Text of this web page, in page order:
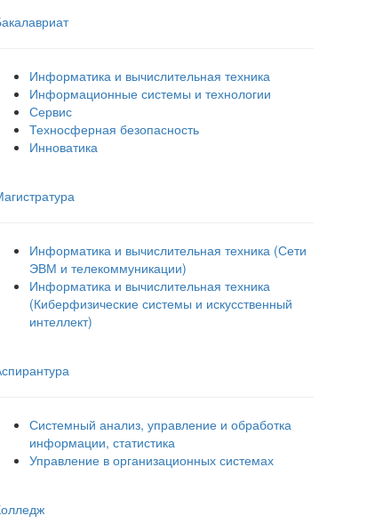
Информатика и вычислительная техника
Информационные системы и технологии
Сервис
Техносферная безопасность
Инноватика
Информатика и вычислительная техника (Сети
ЭВМ и телекоммуникации)
Информатика и вычислительная техника
(Киберфизические системы и искусственный
интеллект)
Системный анализ, управление и обработка
информации, статистика
Управление в организационных системах